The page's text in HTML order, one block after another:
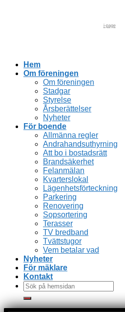
i-page
Hem
Om föreningen
Om föreningen
Stadgar
Styrelse
Årsberättelser
Nyheter
För boende
Allmänna regler
Andrahandsuthyrning
Att bo i bostadsrätt
Brandsäkerhet
Felanmälan
Kvarterslokal
Lägenhetsförteckning
Parkering
Renovering
Sopsortering
Terasser
TV bredband
Tvättstugor
Vem betalar vad
Nyheter
För mäklare
Kontakt